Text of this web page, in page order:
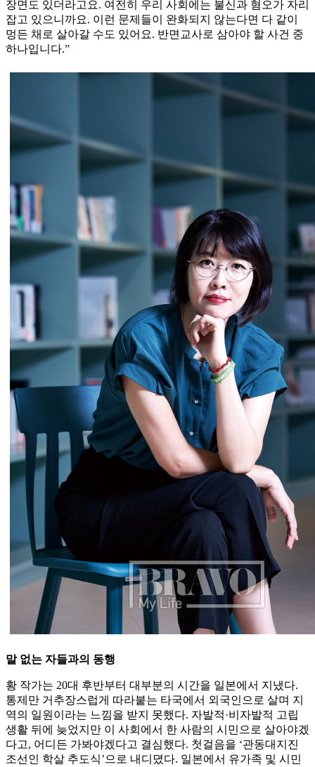
장면도 있더라고요. 여전히 우리 사회에는 불신과 혐오가 자리
잡고 있으니까요. 이런 문제들이 완화되지 않는다면 다 같이
멍든 채로 살아갈 수도 있어요. 반면교사로 삼아야 할 사건 중
하나입니다.”
말 없는 자들과의 동행
황 작가는 20대 후반부터 대부분의 시간을 일본에서 지냈다.
통제만 거추장스럽게 따라붙는 타국에서 외국인으로 살며 지
역의 일원이라는 느낌을 받지 못했다. 자발적·비자발적 고립
생활 뒤에 늦었지만 이 사회에서 한 사람의 시민으로 살아야겠
다고, 어디든 가봐야겠다고 결심했다. 첫걸음을 ‘관동대지진
조선인 학살 추도식’으로 내디뎠다. 일본에서 유가족 및 시민